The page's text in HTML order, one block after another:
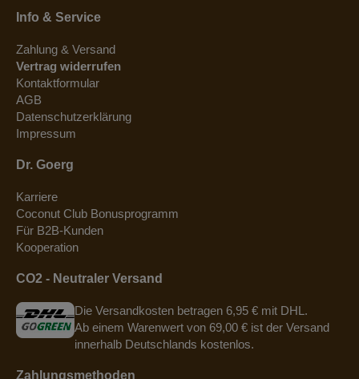
Info & Service
Zahlung & Versand
Vertrag widerrufen
Kontaktformular
AGB
Datenschutzerklärung
Impressum
Dr. Goerg
Karriere
Coconut Club Bonusprogramm
Für B2B-Kunden
Kooperation
CO2 - Neutraler Versand
Die Versandkosten betragen 6,95 € mit DHL.
Ab einem Warenwert von 69,00 € ist der Versand
innerhalb Deutschlands kostenlos.
Zahlungsmethoden